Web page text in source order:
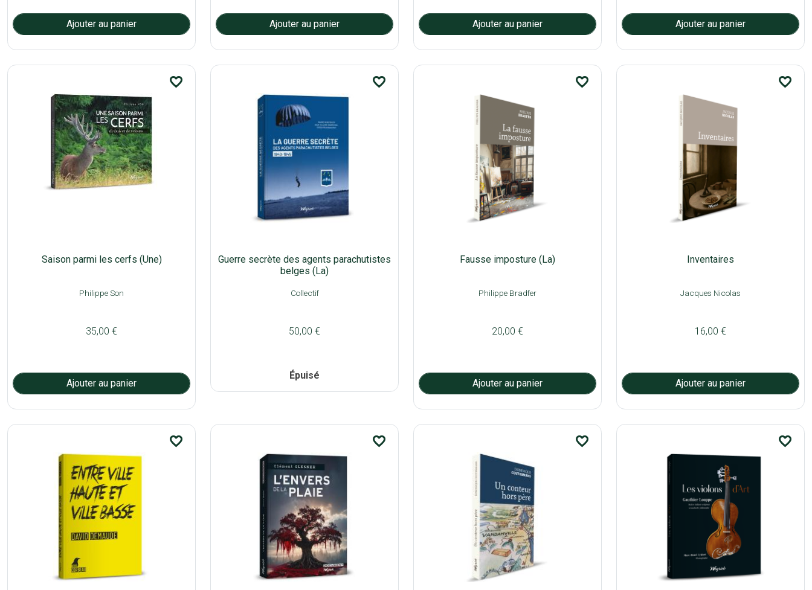
favorite_border
Saison parmi les cerfs (Une)
Philippe Son
35,00 €
favorite_border
Guerre secrète des agents parachutistes
belges (La)
Collectif
50,00 €
Épuisé
favorite_border
Fausse imposture (La)
Philippe Bradfer
20,00 €
favorite_border
Inventaires
Jacques Nicolas
16,00 €
favorite_border favorite_border favorite_border favorite_border